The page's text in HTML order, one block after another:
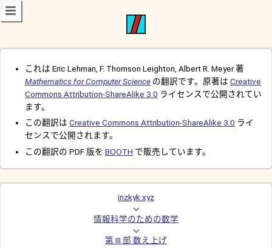
これは Eric Lehman, F. Thomson Leighton, Albert R. Meyer 著
Mathematics for Computer Science の翻訳です。原著は Creative
Commons Attribution-ShareAlike 3.0 ライセンスで公開されてい
ます。
この翻訳は Creative Commons Attribution-ShareAlike 3.0 ライ
センスで公開されます。
この翻訳の PDF 版を BOOTH で販売しています。
inzkyk.xyz
情報科学のための数学
第 III 部 数え上げ